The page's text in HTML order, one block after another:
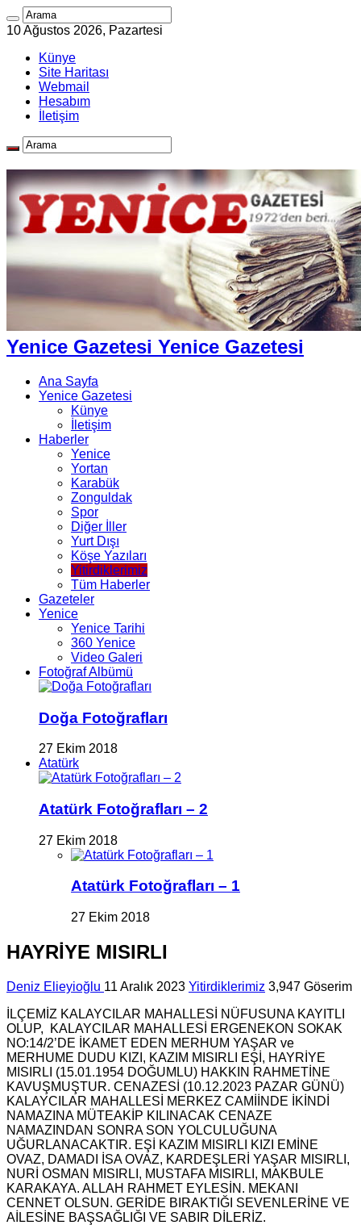
10 Ağustos 2026, Pazartesi
Künye
Site Haritası
Webmail
Hesabım
İletişim
Yenice Gazetesi Yenice Gazetesi
Ana Sayfa
Yenice Gazetesi
Künye
İletişim
Haberler
Yenice
Yortan
Karabük
Zonguldak
Spor
Diğer İller
Yurt Dışı
Köşe Yazıları
Yitirdiklerimiz
Tüm Haberler
Gazeteler
Yenice
Yenice Tarihi
360 Yenice
Video Galeri
Fotoğraf Albümü
Doğa Fotoğrafları
27 Ekim 2018
Atatürk
Atatürk Fotoğrafları – 2
27 Ekim 2018
Atatürk Fotoğrafları – 1
27 Ekim 2018
HAYRİYE MISIRLI
Deniz Elieyioğlu 11 Aralık 2023 Yitirdiklerimiz 3,947 Göserim
İLÇEMİZ KALAYCILAR MAHALLESİ NÜFUSUNA KAYITLI
OLUP, KALAYCILAR MAHALLESİ ERGENEKON SOKAK
NO:14/2’DE İKAMET EDEN MERHUM YAŞAR ve
MERHUME DUDU KIZI, KAZIM MISIRLI EŞİ, HAYRİYE
MISIRLI (15.01.1954 DOĞUMLU) HAKKIN RAHMETİNE
KAVUŞMUŞTUR. CENAZESİ (10.12.2023 PAZAR GÜNÜ)
KALAYCILAR MAHALLESİ MERKEZ CAMİİNDE İKİNDİ
NAMAZINA MÜTEAKİP KILINACAK CENAZE
NAMAZINDAN SONRA SON YOLCULUĞUNA
UĞURLANACAKTIR. EŞİ KAZIM MISIRLI KIZI EMİNE
OVAZ, DAMADI İSA OVAZ, KARDEŞLERİ YAŞAR MISIRLI,
NURİ OSMAN MISIRLI, MUSTAFA MISIRLI, MAKBULE
KARAKAYA. ALLAH RAHMET EYLESİN. MEKANI
CENNET OLSUN. GERİDE BIRAKTIĞI SEVENLERİNE VE
AİLESİNE BAŞSAĞLIĞI VE SABIR DİLERİZ.